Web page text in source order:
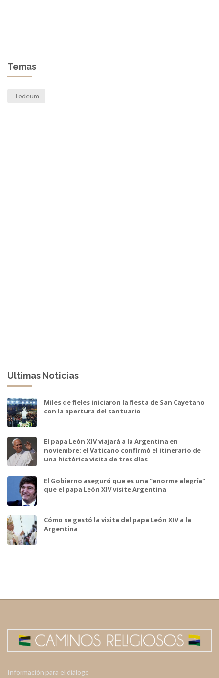
Temas
Tedeum
Ultimas Noticias
Miles de fieles iniciaron la fiesta de San Cayetano
con la apertura del santuario
El papa León XIV viajará a la Argentina en
noviembre: el Vaticano confirmó el itinerario de
una histórica visita de tres días
El Gobierno aseguró que es una "enorme alegría"
que el papa León XIV visite Argentina
Cómo se gestó la visita del papa León XIV a la
Argentina
Información para el diálogo